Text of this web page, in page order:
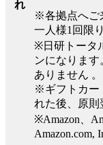
れ
※各拠点へご
一人様1回限
※日研トータ
ンになりま
ありません 。
※ギフトカー
れた後、原則
※Amazon、
Amazon.com,